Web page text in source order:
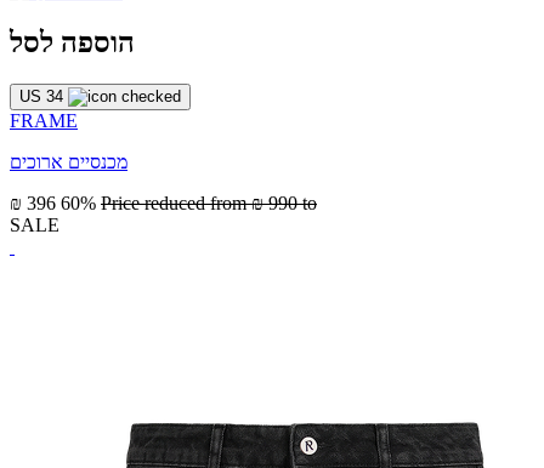
הוספה לסל
US 34
FRAME
מכנסיים ארוכים
₪ 396 60% Price reduced from₪ 990 to
SALE